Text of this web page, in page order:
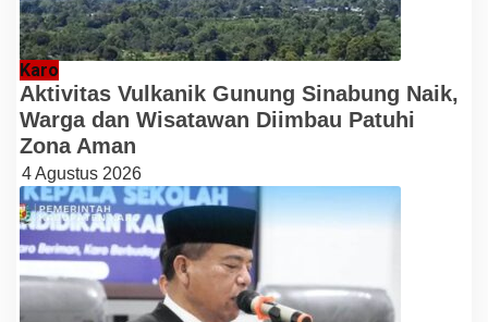
Karo
Aktivitas Vulkanik Gunung Sinabung Naik,
Warga dan Wisatawan Diimbau Patuhi
Zona Aman
4 Agustus 2026